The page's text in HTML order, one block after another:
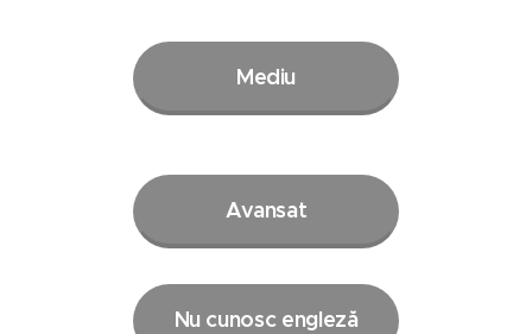
Mediu
Avansat
Nu cunosc engleză